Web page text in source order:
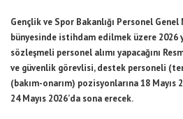
Gençlik ve Spor Bakanlığı Personel
bünyesinde istihdam edilmek üzere 2026
sözleşmeli personel alımı yapacağını
ve güvenlik görevlisi, destek personeli
(bakım-onarım) pozisyonlarına 18 Mayıs
24 Mayıs 2026’da sona erecek.